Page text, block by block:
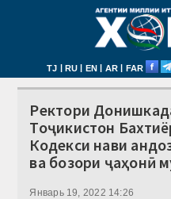
TJ | RU | EN | AR | FAR
Ректори
Тоҷикистон
Кодекси нави
ва бозори ҷаҳонӣ
Январь 19, 2022 14:26